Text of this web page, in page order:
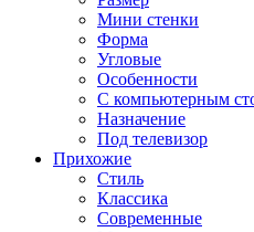
Мини стенки
Форма
Угловые
Особенности
С компьютерным
Назначение
Под телевизор
Прихожие
Стиль
Классика
Современные